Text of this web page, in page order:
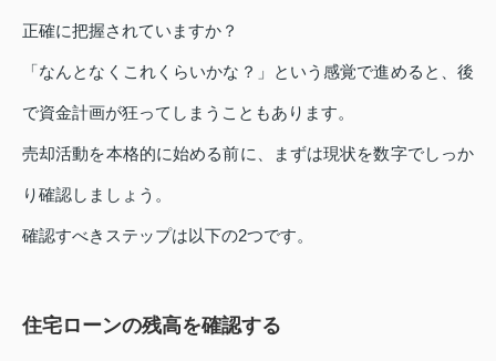
正確に把握されていますか？
「なんとなくこれくらいかな？」という感覚で進めると、後
で資金計画が狂ってしまうこともあります。
売却活動を本格的に始める前に、まずは現状を数字でしっか
り確認しましょう。
確認すべきステップは以下の2つです。
住宅ローンの残高を確認する